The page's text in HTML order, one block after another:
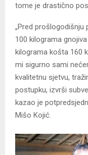
tome je drastično
„Pred prošlogodišnju
100 kilograma
kilograma košta 160
mi sigurno sami
kvalitetnu sjetvu,
postupku, izvrši
kazao je
Mišo Kojić.